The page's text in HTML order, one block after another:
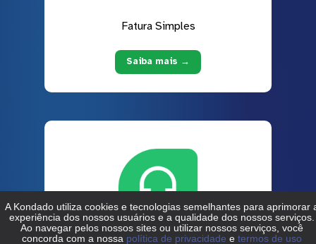
Fatura Simples
Saiba mais →